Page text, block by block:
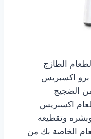
الطازج
برو اكسبريس
الضجيج
اكسبريس
وتقطيعه
الخاصة بك من